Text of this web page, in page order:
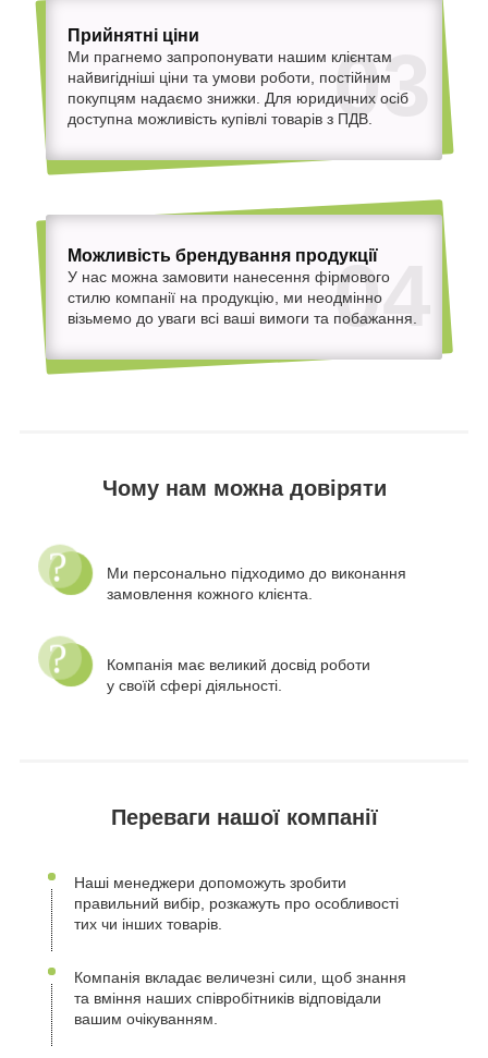
03
Прийнятні ціни
Ми прагнемо запропонувати нашим клієнтам
найвигідніші ціни та умови роботи, постійним
покупцям надаємо знижки. Для юридичних осіб
доступна можливість купівлі товарів з ПДВ.
04
Можливість брендування продукції
У нас можна замовити нанесення фірмового
стилю компанії на продукцію, ми неодмінно
візьмемо до уваги всі ваші вимоги та побажання.
Чому нам можна довіряти
Ми персонально підходимо до виконання
замовлення кожного клієнта.
Компанія має великий досвід роботи
у своїй сфері діяльності.
Переваги нашої компанії
Наші менеджери допоможуть зробити
правильний вибір, розкажуть про особливості
тих чи інших товарів.
Компанія вкладає величезні сили, щоб знання
та вміння наших співробітників відповідали
вашим очікуванням.